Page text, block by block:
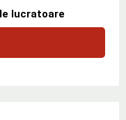
lucratoare